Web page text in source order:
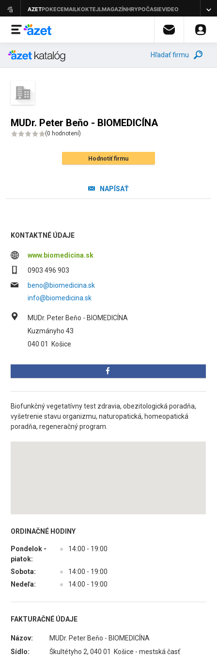
Hľadať firmu
MUDr. Peter Beňo - BIOMEDICÍNA
(0 hodnotení)
Hodnotiť firmu
NAPÍSAŤ
KONTAKTNÉ ÚDAJE
www.biomedicina.sk
0903 496 903
beno@biomedicina.sk
info@biomedicina.sk
MUDr. Peter Beňo - BIOMEDICÍNA
Kuzmányho 43
040 01
Košice
Biofunkčný vegetatívny test zdravia, obezitologická poradňa,
vyšetrenie stavu organizmu, naturopatická, homeopatická
poradňa, regeneračný program.
ORDINAČNÉ HODINY
Pondelok -
piatok:
● 14:00 - 19:00
Sobota: ●
14:00 - 19:00
Nedeľa:
● 14:00 - 19:00
FAKTURAČNÉ ÚDAJE
Názov:
MUDr. Peter Beňo - BIOMEDICÍNA
Sídlo:
Škultétyho 2, 040 01 Košice - mestská časť